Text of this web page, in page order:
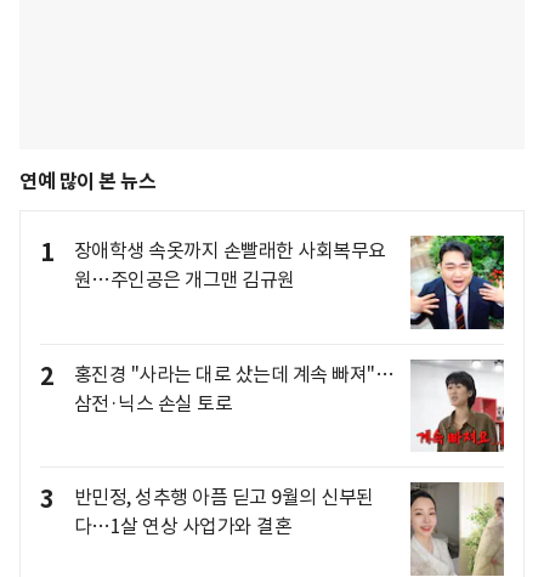
연예 많이 본 뉴스
1
장애학생 속옷까지 손빨래한 사회복무요
원…주인공은 개그맨 김규원
2
홍진경 "사라는 대로 샀는데 계속 빠져"…
삼전·닉스 손실 토로
3
반민정, 성추행 아픔 딛고 9월의 신부된
다…1살 연상 사업가와 결혼